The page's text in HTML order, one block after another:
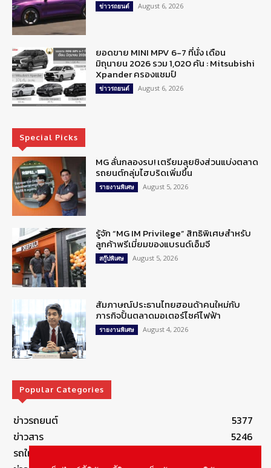
ข่าวรถยนต์ August 6, 2026
ยอดขาย MINI MPV 6-7 ที่นั่ง เดือน
มิถุนายน 2026 รวม 1,020 คัน : Mitsubishi
Xpander ครองแชมป์
ข่าวรถยนต์ August 6, 2026
Special Picks
MG ลั่นกลองรบ! เตรียมลุยชิงส่วนแบ่งตลาด
รถยนต์กลุ่มไฮบริดเพิ่มขึ้น
รายงานพิเศษ August 5, 2026
รู้จัก “MG IM Privilege” สิทธิพิเศษสำหรับ
ลูกค้าพรีเมี่ยมของแบรนด์เอ็มจี
สกู๊ปพิเศษ August 5, 2026
สัมภาษณ์ประธานไทยฮอนด้าคนใหม่กับ
ภารกิจปั้นตลาดมอเตอร์ไซค์ไฟฟ้า
รายงานพิเศษ August 4, 2026
Popular Categories
ข่าวรถยนต์
5377
ข่าวสาร
5246
รถใหม่